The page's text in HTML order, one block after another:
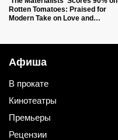
Rotten Tomatoes: Praised for
Modern Take on Love and
Афиша
В прокате
Кинотеатры
Премьеры
Рецензии